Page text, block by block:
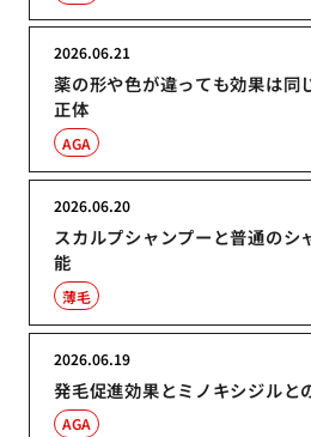
薬の形や色が違っても効果は同
正体
2026.06.21
AGA
スカルプシャンプーと普通のシ
能
2026.06.20
薄毛
発毛促進効果とミノキシジルと
2026.06.19
AGA